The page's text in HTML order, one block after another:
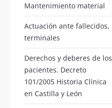
Mantenimiento material
Actuación ante fallecidos,
terminales
Derechos y deberes de los
pacientes. Decreto
101/2005 Historia Clínica
en Castilla y León